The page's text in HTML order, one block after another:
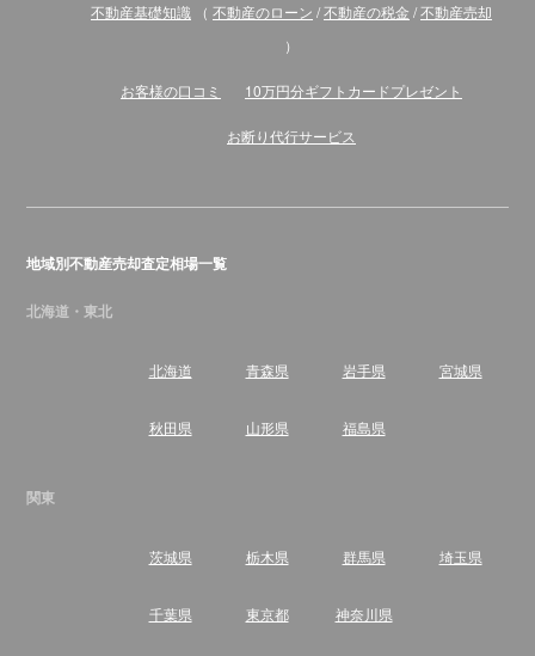
不動産基礎知識 （ 不動産のローン /不動産の税金 /不動産売却
）
お客様の口コミ 10万円分ギフトカードプレゼント
お断り代行サービス
地域別不動産売却査定相場一覧
北海道・東北
北海道 青森県 岩手県 宮城県
秋田県 山形県 福島県
関東
茨城県 栃木県 群馬県 埼玉県
千葉県 東京都 神奈川県